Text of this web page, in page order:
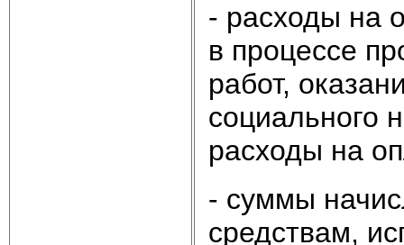
- расходы на
в процессе
работ,
социального
расходы на
- суммы
средствам,